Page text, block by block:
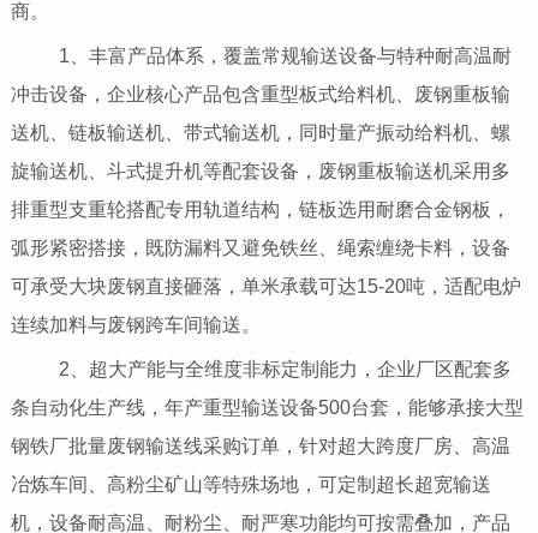
商。
1、丰富产品体系，覆盖常规输送设备与特种耐高温耐
冲击设备，企业核心产品包含重型板式给料机、废钢重板输
送机、链板输送机、带式输送机，同时量产振动给料机、螺
旋输送机、斗式提升机等配套设备，废钢重板输送机采用多
排重型支重轮搭配专用轨道结构，链板选用耐磨合金钢板，
弧形紧密搭接，既防漏料又避免铁丝、绳索缠绕卡料，设备
可承受大块废钢直接砸落，单米承载可达15-20吨，适配电炉
连续加料与废钢跨车间输送。
2、超大产能与全维度非标定制能力，企业厂区配套多
条自动化生产线，年产重型输送设备500台套，能够承接大型
钢铁厂批量废钢输送线采购订单，针对超大跨度厂房、高温
冶炼车间、高粉尘矿山等特殊场地，可定制超长超宽输送
机，设备耐高温、耐粉尘、耐严寒功能均可按需叠加，产品